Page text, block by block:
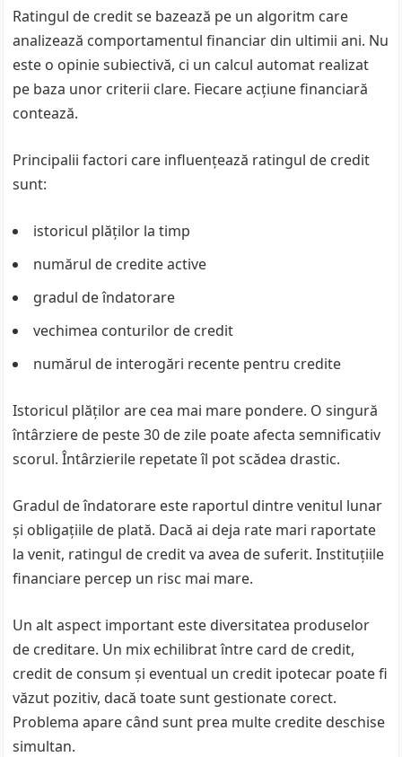
Ratingul de credit se bazează pe un algoritm care
analizează comportamentul financiar din ultimii ani. Nu
este o opinie subiectivă, ci un calcul automat realizat
pe baza unor criterii clare. Fiecare acțiune financiară
contează.
Principalii factori care influențează ratingul de credit
sunt:
istoricul plăților la timp
numărul de credite active
gradul de îndatorare
vechimea conturilor de credit
numărul de interogări recente pentru credite
Istoricul plăților are cea mai mare pondere. O singură
întârziere de peste 30 de zile poate afecta semnificativ
scorul. Întârzierile repetate îl pot scădea drastic.
Gradul de îndatorare este raportul dintre venitul lunar
și obligațiile de plată. Dacă ai deja rate mari raportate
la venit, ratingul de credit va avea de suferit. Instituțiile
financiare percep un risc mai mare.
Un alt aspect important este diversitatea produselor
de creditare. Un mix echilibrat între card de credit,
credit de consum și eventual un credit ipotecar poate fi
văzut pozitiv, dacă toate sunt gestionate corect.
Problema apare când sunt prea multe credite deschise
simultan.